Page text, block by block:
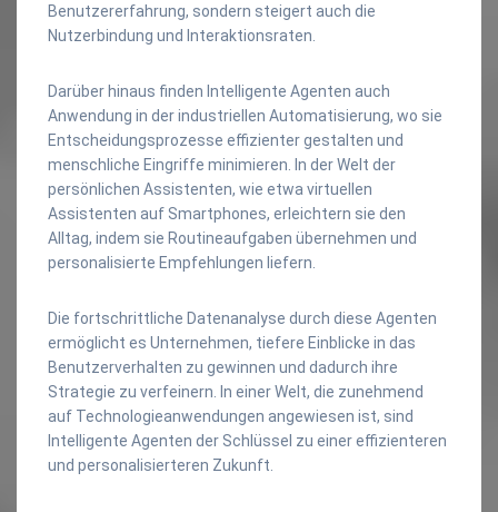
Benutzererfahrung, sondern steigert auch die
Nutzerbindung und Interaktionsraten.
Darüber hinaus finden Intelligente Agenten auch
Anwendung in der industriellen Automatisierung, wo sie
Entscheidungsprozesse effizienter gestalten und
menschliche Eingriffe minimieren. In der Welt der
persönlichen Assistenten, wie etwa virtuellen
Assistenten auf Smartphones, erleichtern sie den
Alltag, indem sie Routineaufgaben übernehmen und
personalisierte Empfehlungen liefern.
Die fortschrittliche Datenanalyse durch diese Agenten
ermöglicht es Unternehmen, tiefere Einblicke in das
Benutzerverhalten zu gewinnen und dadurch ihre
Strategie zu verfeinern. In einer Welt, die zunehmend
auf Technologieanwendungen angewiesen ist, sind
Intelligente Agenten der Schlüssel zu einer effizienteren
und personalisierteren Zukunft.